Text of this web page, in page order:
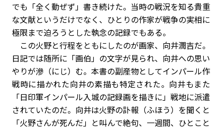
でも「全く動ぜず」書き続けた。当時の戦況を知る貴重
な文献というだけでなく、ひとりの作家が戦争の実相に
極限まで迫ろうとした執念の記録でもある。
この火野と行程をともにしたのが画家、向井潤吉だ。
日記では随所に「画伯」の文字が見られ、向井への思い
やりが滲（にじ）む。本書の副産物としてインパール作
戦時に描かれた向井の素描も特定された。向井もまた
「日印軍インパール入城の記録画を描きに」戦地に派遣
されていたのだ。向井は火野の訃報（ふほう）を聞くと
「火野さんが死んだ」と叫んで絶句、一週間、ひとこと